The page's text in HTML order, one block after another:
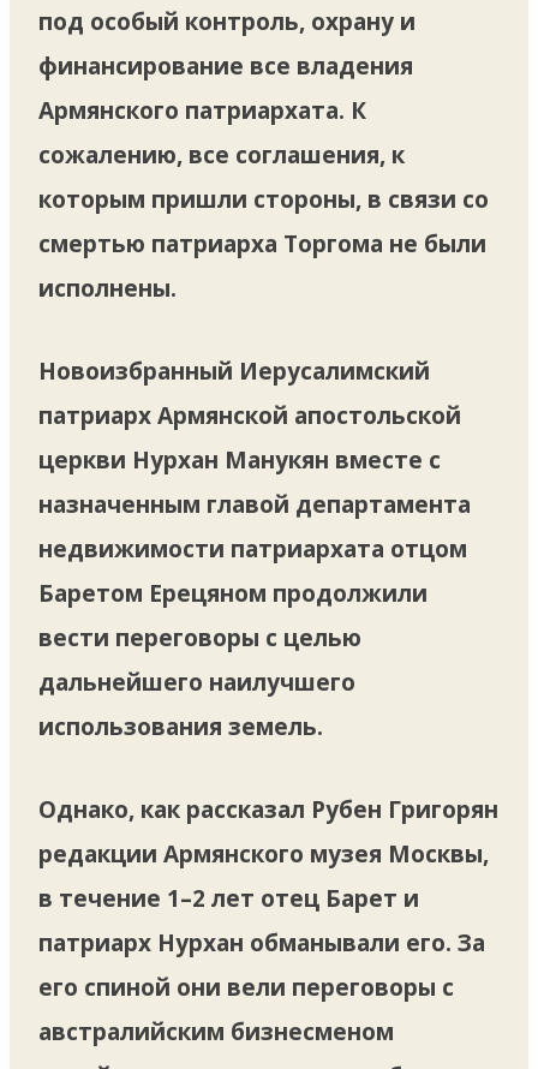
под особый контроль, охрану и
финансирование все владения
Армянского патриархата. К
сожалению, все соглашения, к
которым пришли стороны, в связи со
смертью патриарха Торгома не были
исполнены.
Новоизбранный Иерусалимский
патриарх Армянской апостольской
церкви Нурхан Манукян вместе с
назначенным главой департамента
недвижимости патриархата отцом
Баретом Ерецяном продолжили
вести переговоры с целью
дальнейшего наилучшего
использования земель.
Однако, как рассказал Рубен Григорян
редакции Армянского музея Москвы,
в течение 1–2 лет отец Барет и
патриарх Нурхан обманывали его. За
его спиной они вели переговоры с
австралийским бизнесменом